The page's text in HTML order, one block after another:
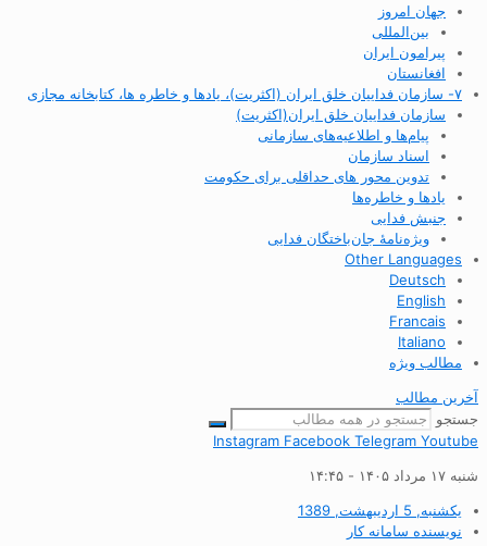
جهان امروز
بین‌المللی
پیرامون ایران
افغانستان
۷- سازمان فداییان خلق ایران (اکثریت)، یادها و خاطره ها، کتابخانه مجازی
سازمان فداییان خلق ایران(اکثریت)
پیام‌ها و اطلاعیه‌های سازمانی
اسناد سازمان
تدوین محور های حداقلی برای حکومت
یادها و خاطره‌ها
جنبش فدایی
ویژه‌نامهٔ جان‌باختگان فدایی
Other Languages
Deutsch
English
Francais
Italiano
مطالب ویژه
آخرین مطالب
جستجو
Instagram Facebook Telegram Youtube
شنبه ۱۷ مرداد ۱۴۰۵ - ۱۴:۴۵
یکشنبه, 5 اردیبهشت, 1389
نویسنده سامانه کار